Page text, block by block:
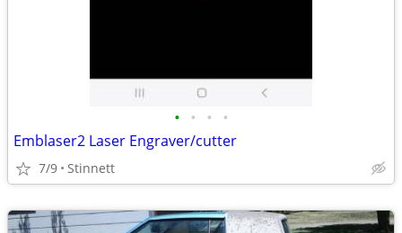
• • • •
Emblaser2 Laser Engraver/cutter
7/9 Stinnett